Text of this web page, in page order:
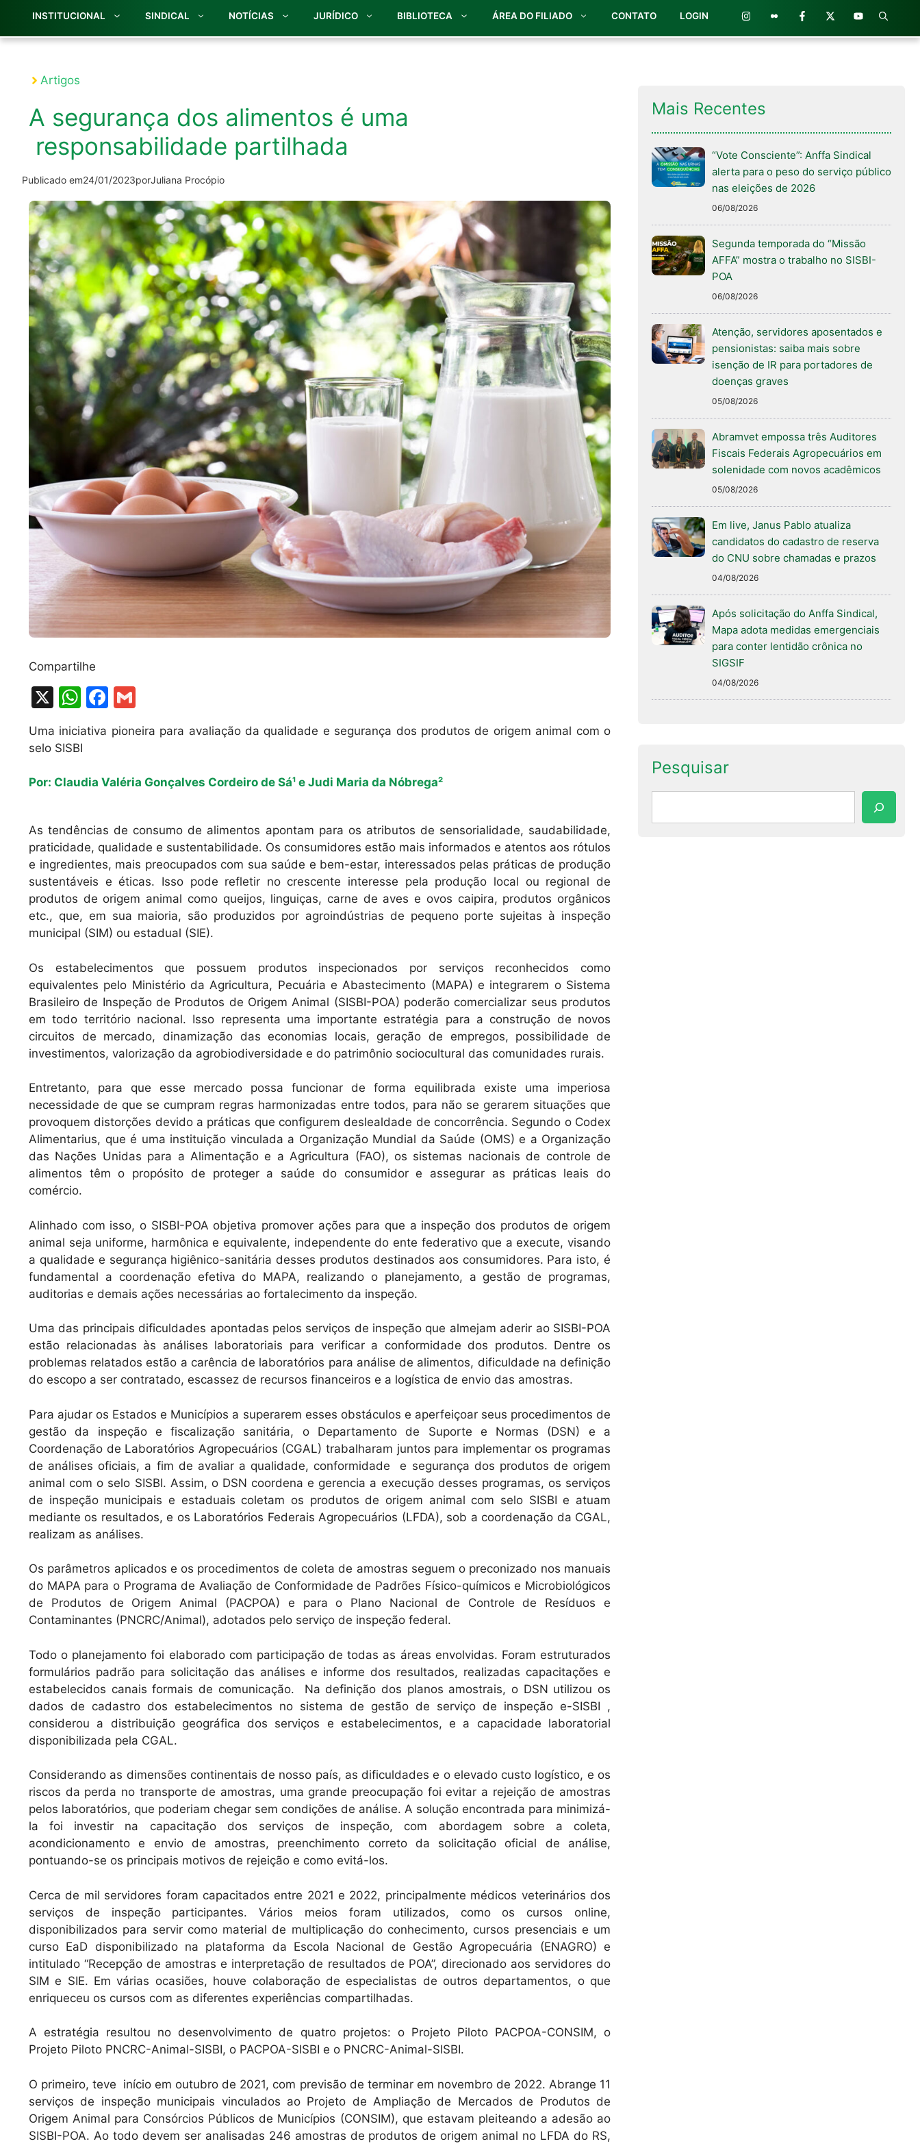
INSTITUCIONAL SINDICAL NOTÍCIAS JURÍDICO BIBLIOTECA ÁREA DO FILIADO CONTATO LOGIN
Artigos
A segurança dos alimentos é uma
responsabilidade partilhada
Publicado em24/01/2023porJuliana Procópio
Compartilhe
X
W
h
at
A
p
F
a
c
b
o
k
m
ai
Uma iniciativa pioneira para avaliação da qualidade e segurança dos produtos de origem animal com o
selo SISBI
Por: Claudia Valéria Gonçalves Cordeiro de Sá¹ e Judi Maria da Nóbrega²
As tendências de consumo de alimentos apontam para os atributos de sensorialidade, saudabilidade,
praticidade, qualidade e sustentabilidade. Os consumidores estão mais informados e atentos aos rótulos
e ingredientes, mais preocupados com sua saúde e bem-estar, interessados pelas práticas de produção
sustentáveis e éticas. Isso pode refletir no crescente interesse pela produção local ou regional de
produtos de origem animal como queijos, linguiças, carne de aves e ovos caipira, produtos orgânicos
etc., que, em sua maioria, são produzidos por agroindústrias de pequeno porte sujeitas à inspeção
municipal (SIM) ou estadual (SIE).
Os estabelecimentos que possuem produtos inspecionados por serviços reconhecidos como
equivalentes pelo Ministério da Agricultura, Pecuária e Abastecimento (MAPA) e integrarem o Sistema
Brasileiro de Inspeção de Produtos de Origem Animal (SISBI-POA) poderão comercializar seus produtos
em todo território nacional. Isso representa uma importante estratégia para a construção de novos
circuitos de mercado, dinamização das economias locais, geração de empregos, possibilidade de
investimentos, valorização da agrobiodiversidade e do patrimônio sociocultural das comunidades rurais.
Entretanto, para que esse mercado possa funcionar de forma equilibrada existe uma imperiosa
necessidade de que se cumpram regras harmonizadas entre todos, para não se gerarem situações que
provoquem distorções devido a práticas que configurem deslealdade de concorrência. Segundo o Codex
Alimentarius, que é uma instituição vinculada a Organização Mundial da Saúde (OMS) e a Organização
das Nações Unidas para a Alimentação e a Agricultura (FAO), os sistemas nacionais de controle de
alimentos têm o propósito de proteger a saúde do consumidor e assegurar as práticas leais do
comércio.
Alinhado com isso, o SISBI-POA objetiva promover ações para que a inspeção dos produtos de origem
animal seja uniforme, harmônica e equivalente, independente do ente federativo que a execute, visando
a qualidade e segurança higiênico-sanitária desses produtos destinados aos consumidores. Para isto, é
fundamental a coordenação efetiva do MAPA, realizando o planejamento, a gestão de programas,
auditorias e demais ações necessárias ao fortalecimento da inspeção.
Uma das principais dificuldades apontadas pelos serviços de inspeção que almejam aderir ao SISBI-POA
estão relacionadas às análises laboratoriais para verificar a conformidade dos produtos. Dentre os
problemas relatados estão a carência de laboratórios para análise de alimentos, dificuldade na definição
do escopo a ser contratado, escassez de recursos financeiros e a logística de envio das amostras.
Para ajudar os Estados e Municípios a superarem esses obstáculos e aperfeiçoar seus procedimentos de
gestão da inspeção e fiscalização sanitária, o Departamento de Suporte e Normas (DSN) e a
Coordenação de Laboratórios Agropecuários (CGAL) trabalharam juntos para implementar os programas
de análises oficiais, a fim de avaliar a qualidade, conformidade e segurança dos produtos de origem
animal com o selo SISBI. Assim, o DSN coordena e gerencia a execução desses programas, os serviços
de inspeção municipais e estaduais coletam os produtos de origem animal com selo SISBI e atuam
mediante os resultados, e os Laboratórios Federais Agropecuários (LFDA), sob a coordenação da CGAL,
realizam as análises.
Os parâmetros aplicados e os procedimentos de coleta de amostras seguem o preconizado nos manuais
do MAPA para o Programa de Avaliação de Conformidade de Padrões Físico-químicos e Microbiológicos
de Produtos de Origem Animal (PACPOA) e para o Plano Nacional de Controle de Resíduos e
Contaminantes (PNCRC/Animal), adotados pelo serviço de inspeção federal.
Todo o planejamento foi elaborado com participação de todas as áreas envolvidas. Foram estruturados
formulários padrão para solicitação das análises e informe dos resultados, realizadas capacitações e
estabelecidos canais formais de comunicação. Na definição dos planos amostrais, o DSN utilizou os
dados de cadastro dos estabelecimentos no sistema de gestão de serviço de inspeção e-SISBI ,
considerou a distribuição geográfica dos serviços e estabelecimentos, e a capacidade laboratorial
disponibilizada pela CGAL.
Considerando as dimensões continentais de nosso país, as dificuldades e o elevado custo logístico, e os
riscos da perda no transporte de amostras, uma grande preocupação foi evitar a rejeição de amostras
pelos laboratórios, que poderiam chegar sem condições de análise. A solução encontrada para minimizá-
la foi investir na capacitação dos serviços de inspeção, com abordagem sobre a coleta,
acondicionamento e envio de amostras, preenchimento correto da solicitação oficial de análise,
pontuando-se os principais motivos de rejeição e como evitá-los.
Cerca de mil servidores foram capacitados entre 2021 e 2022, principalmente médicos veterinários dos
serviços de inspeção participantes. Vários meios foram utilizados, como os cursos online,
disponibilizados para servir como material de multiplicação do conhecimento, cursos presenciais e um
curso EaD disponibilizado na plataforma da Escola Nacional de Gestão Agropecuária (ENAGRO) e
intitulado “Recepção de amostras e interpretação de resultados de POA”, direcionado aos servidores do
SIM e SIE. Em várias ocasiões, houve colaboração de especialistas de outros departamentos, o que
enriqueceu os cursos com as diferentes experiências compartilhadas.
A estratégia resultou no desenvolvimento de quatro projetos: o Projeto Piloto PACPOA-CONSIM, o
Projeto Piloto PNCRC-Animal-SISBI, o PACPOA-SISBI e o PNCRC-Animal-SISBI.
O primeiro, teve início em outubro de 2021, com previsão de terminar em novembro de 2022. Abrange 11
serviços de inspeção municipais vinculados ao Projeto de Ampliação de Mercados de Produtos de
Origem Animal para Consórcios Públicos de Municípios (CONSIM), que estavam pleiteando a adesão ao
SISBI-POA. Ao todo devem ser analisadas 246 amostras de produtos de origem animal no LFDA do RS,
Mais Recentes
“Vote Consciente”: Anffa Sindical
alerta para o peso do serviço público
nas eleições de 2026
06/08/2026
Segunda temporada do “Missão
AFFA” mostra o trabalho no SISBI-
POA
06/08/2026
Atenção, servidores aposentados e
pensionistas: saiba mais sobre
isenção de IR para portadores de
doenças graves
05/08/2026
Abramvet empossa três Auditores
Fiscais Federais Agropecuários em
solenidade com novos acadêmicos
05/08/2026
Em live, Janus Pablo atualiza
candidatos do cadastro de reserva
do CNU sobre chamadas e prazos
04/08/2026
Após solicitação do Anffa Sindical,
Mapa adota medidas emergenciais
para conter lentidão crônica no
SIGSIF
04/08/2026
Pesquisar